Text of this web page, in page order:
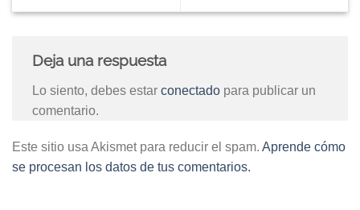
Deja una respuesta
Lo siento, debes estar conectado para publicar un
comentario.
Este sitio usa Akismet para reducir el spam. Aprende cómo
se procesan los datos de tus comentarios.